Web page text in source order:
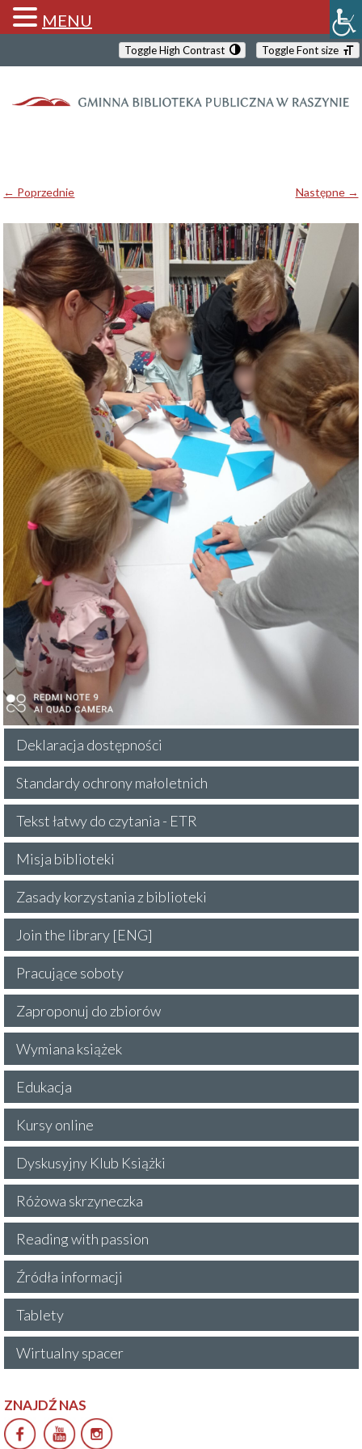
Toggle High Contrast Toggle Font size
← Poprzednie Następne →
Deklaracja dostępności
Standardy ochrony małoletnich
Tekst łatwy do czytania - ETR
Misja biblioteki
Zasady korzystania z biblioteki
Join the library [ENG]
Pracujące soboty
Zaproponuj do zbiorów
Wymiana książek
Edukacja
Kursy online
Dyskusyjny Klub Książki
Różowa skrzyneczka
Reading with passion
Źródła informacji
Tablety
Wirtualny spacer
ZNAJDŹ NAS
MENU